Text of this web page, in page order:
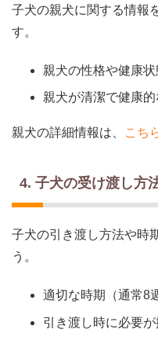
子犬の親犬に関する情報
す。
親犬の性格や健康
親犬が清潔で健康
親犬の詳細情報は、 こち
4. 子犬の受け渡し方
子犬の引き渡し方法や時
う。
適切な時期（通常8
引き渡し時に必要